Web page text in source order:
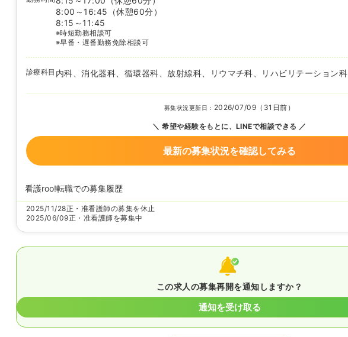
8:00～16:45
（休憩60分）
8:15～11:45
※時短勤務相談可
※早番・遅番勤務免除相談可
診療科目 内科、消化器科、循環器科、放射線科、リウマチ科、リハビリテーション科
募集状況更新日： 2026/07/09（31日前）
希望や経験をもとに、LINEで相談できる
最新の募集状況を確認してみる
看護roo!転職での募集履歴
2025/11/28正・准看護師の募集を休止
2025/06/09正・准看護師を募集中
この求人の募集再開を通知しますか？
通知を受け取る